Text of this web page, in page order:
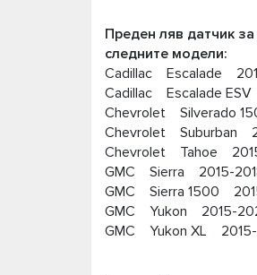
Преден ляв датчик
следните модели:
Cadillac Escalade
Cadillac Escalade
Chevrolet Silverado
Chevrolet Suburban
Chevrolet Tahoe
GMC Sierra 2015-
GMC Sierra 1500
GMC Yukon 2015-
GMC Yukon XL